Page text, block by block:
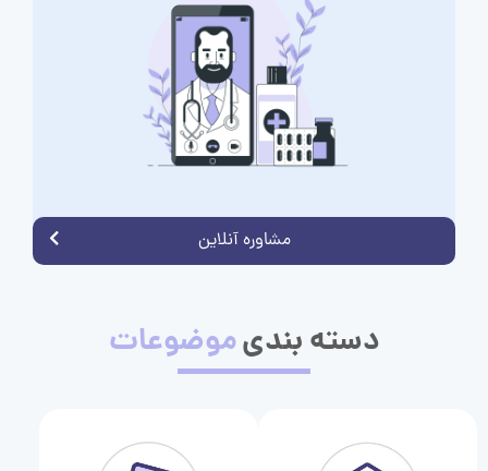
مشاوره آنلاین
دسته بندیموضوعات